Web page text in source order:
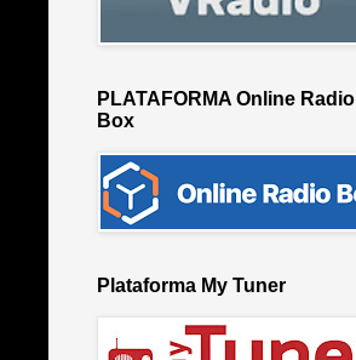
PLATAFORMA Online Radio
Box
Plataforma My Tuner